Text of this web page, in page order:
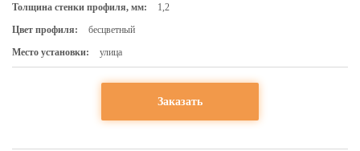
Толщина стенки профиля, мм:
1,2
Цвет профиля:
бесцветный
Место установки:
улица
Заказать